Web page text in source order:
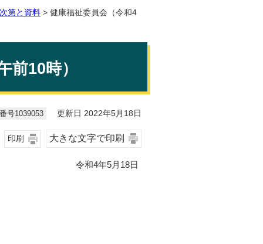
第と資料 > 健康福祉委員会（令和4
10時）
号1039053 更新日 2022年5月18日
印刷 大きな文字で印刷
令和4年5月18日